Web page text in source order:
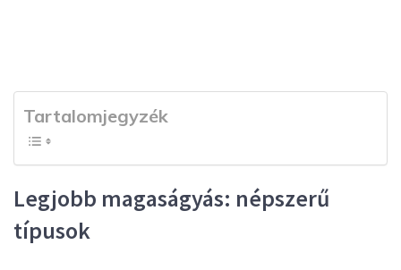
Tartalomjegyzék
Legjobb magaságyás: népszerű
típusok